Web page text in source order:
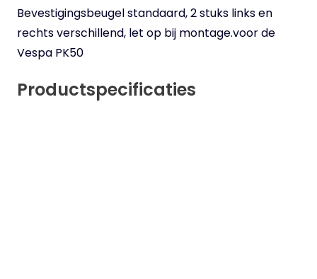
Bevestigingsbeugel standaard, 2 stuks links en
rechts verschillend, let op bij montage.voor de
Vespa PK50
Productspecificaties